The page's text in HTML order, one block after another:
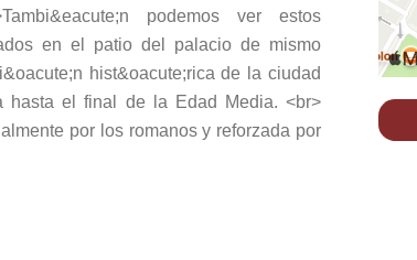
podemos ver estos
en el patio del palacio de mismo
hist&oacute;rica de la ciudad
hasta el final de la Edad Media. <br>
por los romanos y reforzada por